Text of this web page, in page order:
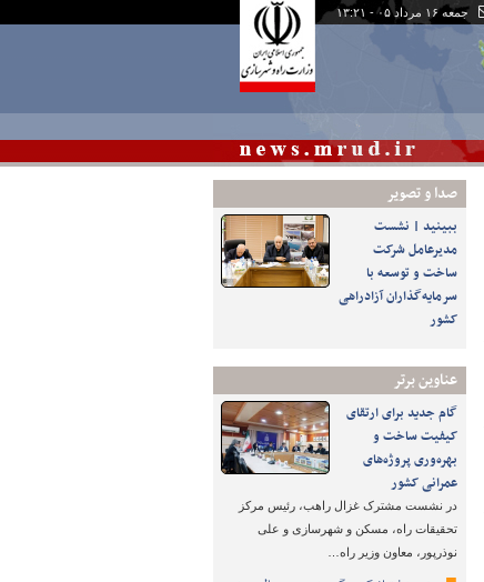
جمعه ۱۶ مرداد ۰۵ - ۱۳:۲۱
صدا و تصوير
ببینید | نشست
مدیرعامل شرکت
ساخت و توسعه با
سرمایه‌گذاران آزادراهی
کشور
عناوین برتر
گام جدید برای ارتقای
کیفیت ساخت و
بهره‌وری پروژه‌های
عمرانی کشور
در نشست مشترک غزال راهب، رئیس مرکز
تحقیقات راه، مسکن و شهرسازی و علی
نوذرپور، معاون وزیر راه…